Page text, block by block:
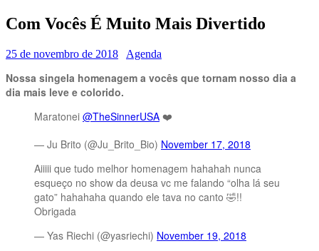
Com Vocês É Muito Mais Divertido
25 de novembro de 2018 Agenda
Nossa singela homenagem a vocês que tornam nosso dia a
dia mais leve e colorido.
Maratonei @TheSinnerUSA ❤️
— Ju Brito (@Ju_Brito_Bio) November 17, 2018
Aiiiii que tudo melhor homenagem hahahah nunca
esqueço no show da deusa vc me falando “olha lá seu
gato” hahahaha quando ele tava no canto 🤣!!
Obrigada
— Yas Riechi (@yasriechi) November 19, 2018